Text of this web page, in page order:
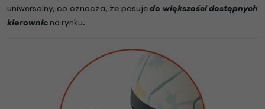
uniwersalny, co oznacza, że pasujedo większości dostępnych
kierownic na rynku.